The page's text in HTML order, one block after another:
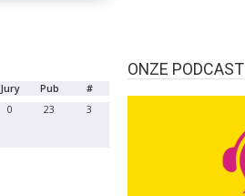
Jury Pub #
0 23 3
ONZE PODCAST